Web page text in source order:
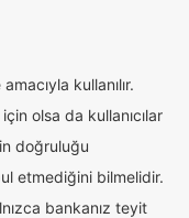
kullanılır.
olsa da kullanıcılar
doğruluğu
etmediğini bilmelidir.
bankanız teyit